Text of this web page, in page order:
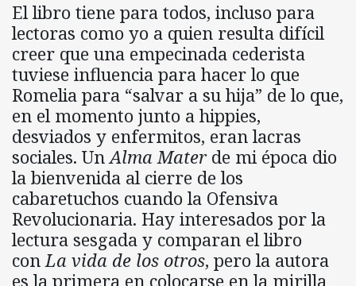
El libro tiene para todos, incluso para
lectoras como yo a quien resulta difícil
creer que una empecinada cederista
tuviese influencia para hacer lo que
Romelia para “salvar a su hija” de lo que,
en el momento junto a hippies,
desviados y enfermitos, eran lacras
sociales. UnAlma Materde mi época dio
la bienvenida al cierre de los
cabaretuchos cuando la Ofensiva
Revolucionaria. Hay interesados por la
lectura sesgada y comparan el libro
conLa vida de los otros, pero la autora
es la primera en colocarse en la mirilla